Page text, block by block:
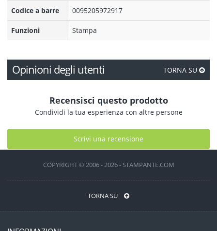
Codice a barre 0095205972917
Funzioni Stampa
Opinioni degli utenti TORNA SU
Recensisci questo prodotto
Condividi la tua esperienza con altre persone
Scrivi una recensione
COPYRIGHT © 2006 - 2026 - STAMPANTE.COM
TORNA SU